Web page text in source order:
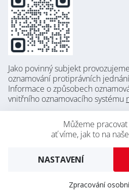
Můžeme
ať víme, jak to na
NASTAVENÍ
Zpracování
Jako povinný subjekt
oznamování protiprávních
Informace o způsobech
vnitřního oznamovacího systému
Verze pro desktop (Zobrazení jako